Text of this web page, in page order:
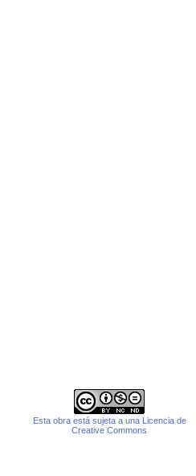
Esta obra está sujeta a una Licencia de
Creative Commons